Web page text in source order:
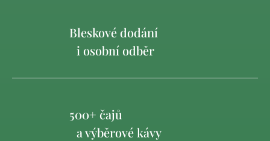
Bleskové dodání
i osobní odběr
500+ čajů
a výběrové kávy